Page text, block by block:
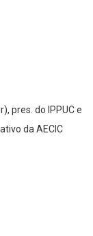
pres. do IPPUC e
da AECIC